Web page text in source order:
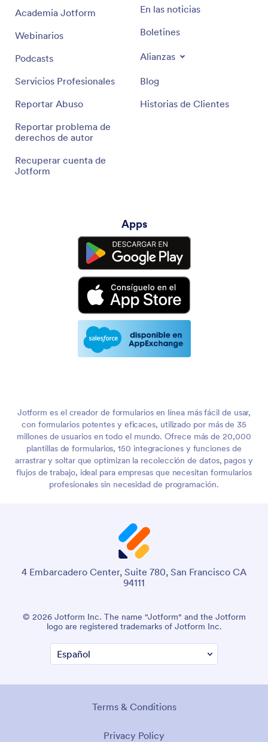
Academia Jotform
Webinarios
Podcasts
Servicios Profesionales
Reportar Abuso
Reportar problema de
derechos de autor
Recuperar cuenta de
Jotform
En las noticias
Boletines
Alianzas
Blog
Historias de Clientes
Apps
Jotform es el creador de formularios en línea más fácil de usar,
con formularios potentes y eficaces, utilizado por más de 35
millones de usuarios en todo el mundo. Ofrece más de 20,000
plantillas de formularios, 150 integraciones y funciones de
arrastrar y soltar que optimizan la recolección de datos, pagos y
flujos de trabajo, ideal para empresas que necesitan formularios
profesionales sin necesidad de programación.
4 Embarcadero Center, Suite 780, San Francisco CA
94111
© 2026 Jotform Inc. The name "Jotform" and the Jotform
logo are registered trademarks of Jotform Inc.
Terms & Conditions
Privacy Policy